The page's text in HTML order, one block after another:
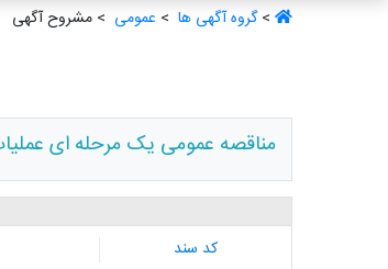
>گروه آگهی ها ‏ > عمومی ‏ > مشروح آگهی
مناقصه عمومی یک مرحله ای
کد سند